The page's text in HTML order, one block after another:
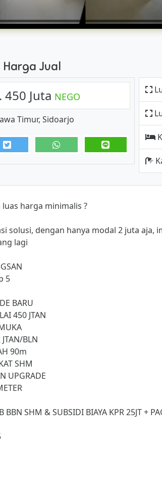
Harga Jual
450 Juta NEGO
Timur, Sidoarjo
harga minimalis ?
solusi, dengan hanya modal 2 juta
lagi
5
BARU
450 JTAN
BLN
90m
SHM
UPGRADE
BBN SHM & SUBSIDI BIAYA KPR 25JT +